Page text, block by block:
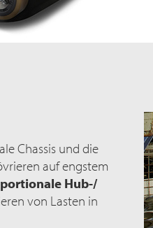
Chassis und die
auf engstem
Hub-/
von Lasten in